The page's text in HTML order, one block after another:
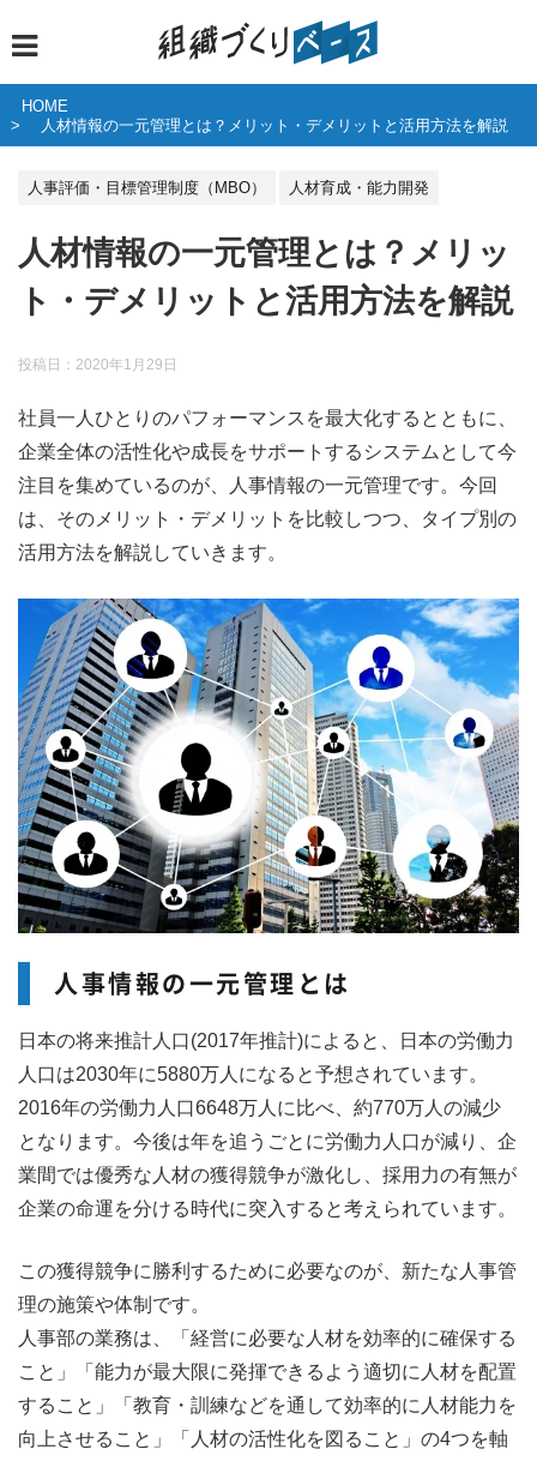
HOME
人材情報の一元管理とは？メリット・デメリットと活用方法を解説
人事評価・目標管理制度（MBO） 人材育成・能力開発
人材情報の一元管理とは？メリッ
ト・デメリットと活用方法を解説
投稿日： 2020年1月29日
社員一人ひとりのパフォーマンスを最大化するとともに、
企業全体の活性化や成長をサポートするシステムとして今
注目を集めているのが、人事情報の一元管理です。今回
は、そのメリット・デメリットを比較しつつ、タイプ別の
活用方法を解説していきます。
人事情報の一元管理とは
日本の将来推計人口(2017年推計)によると、日本の労働力
人口は2030年に5880万人になると予想されています。
2016年の労働力人口6648万人に比べ、約770万人の減少
となります。今後は年を追うごとに労働力人口が減り、企
業間では優秀な人材の獲得競争が激化し、採用力の有無が
企業の命運を分ける時代に突入すると考えられています。
この獲得競争に勝利するために必要なのが、新たな人事管
理の施策や体制です。
人事部の業務は、「経営に必要な人材を効率的に確保する
こと」「能力が最大限に発揮できるよう適切に人材を配置
すること」「教育・訓練などを通して効率的に人材能力を
向上させること」「人材の活性化を図ること」の4つを軸